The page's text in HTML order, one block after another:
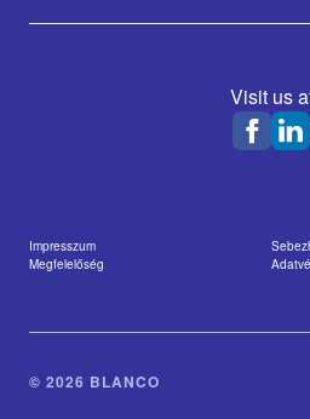
Visit us
Impresszum
Megfelelőség
© 2026 BLANCO